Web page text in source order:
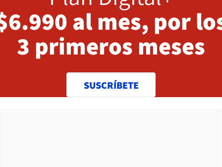
al mes, por
3 primeros meses
SUSCRÍBETE